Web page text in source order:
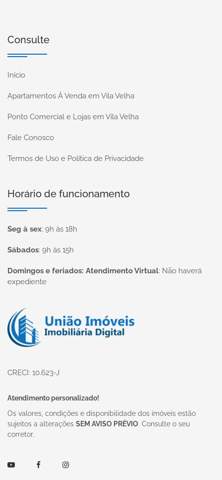
Consulte
Início
Apartamentos À Venda em Vila Velha
Ponto Comercial e Lojas em Vila Velha
Fale Conosco
Termos de Uso e Política de Privacidade
Horário de funcionamento
Seg à sex: 9h às 18h
Sábados: 9h às 15h
Domingos e feriados: Atendimento Virtual: Não haverá
expediente
Página inicial
CRECI: 10.623-J
Atendimento personalizado!
Os valores, condições e disponibilidade dos imóveis estão
sujeitos a alterações SEM AVISO PRÉVIO. Consulte o seu
corretor.
Youtube FacebookInstagram